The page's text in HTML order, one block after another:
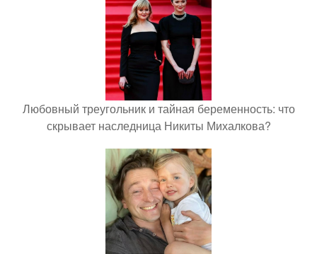
Любовный треугольник и тайная беременность: что
скрывает наследница Никиты Михалкова?